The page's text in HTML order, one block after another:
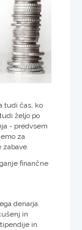
tudi čas, ko
željo po
- predvsem
za
zabave.
finančne
denarja.
in
in